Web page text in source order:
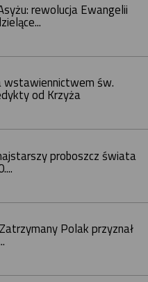
rewolucja Ewangelii
wstawiennictwem św.
od Krzyża
proboszcz świata
Polak przyznał